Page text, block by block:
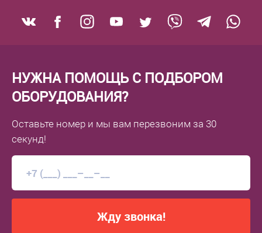
НУЖНА ПОМОЩЬ С ПОДБОРОМ
ОБОРУДОВАНИЯ?
Оставьте номер и мы вам перезвоним за 30
секунд!
Жду звонка!